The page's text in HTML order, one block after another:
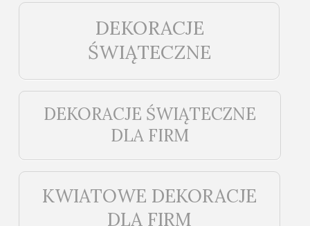
DEKORACJE
ŚWIĄTECZNE
DEKORACJE ŚWIĄTECZNE
DLA FIRM
KWIATOWE DEKORACJE
DLA FIRM